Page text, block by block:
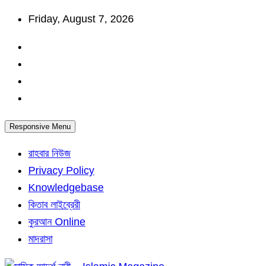
Skip
content
Friday, August 7, 2026
Responsive Menu
রাহবার নিউজ
Privacy Policy
Knowledgebase
কিতাব লাইব্রেরী
কুরআন Online
মাদরাসা